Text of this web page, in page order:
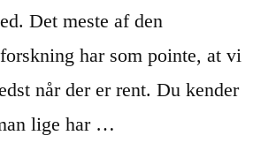
o
m
r
e
Det meste af den
har som pointe, at vi
når der er rent. Du kender
lige har …